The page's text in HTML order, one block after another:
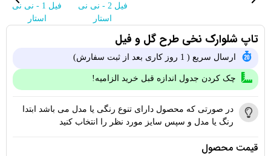
تاپ شلوارک نخی طرح گل و فیل
ارسال سریع ( 1 روز کاری بعد از ثبت سفارش)
چک کردن جدول اندازه قبل خرید الزامیه!
در صورتی که محصول دارای تنوع رنگی یا مدل می باشد ابتدا
رنگ یا مدل و سپس سایز مورد نظر را انتخاب کنید
قیمت محصول